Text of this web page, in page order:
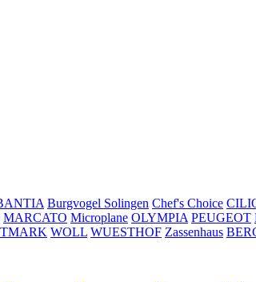
Burgvogel Solingen Chef's Choice
MARCATO Microplane OLYMPIA PEUGEOT
WOLL WUESTHOF Zassenhaus